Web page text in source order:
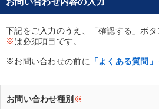
下記をご入力のうえ、「確認する」ボタ
※は必須項目です。
※お問い合わせの前に 「よくある質問」
お問い合わせ種別 ※